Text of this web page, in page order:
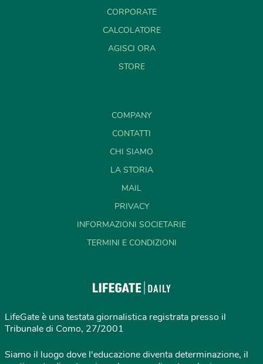
CORPORATE
CALCOLATORE
AGISCI ORA
STORE
COMPANY
CONTATTI
CHI SIAMO
LA STORIA
MAIL
PRIVACY
INFORMAZIONI SOCIETARIE
TERMINI E CONDIZIONI
LifeGate è una testata giornalistica registrata presso il
Tribunale di Como, 27/2001
Siamo il luogo dove l'educazione diventa determinazione, il